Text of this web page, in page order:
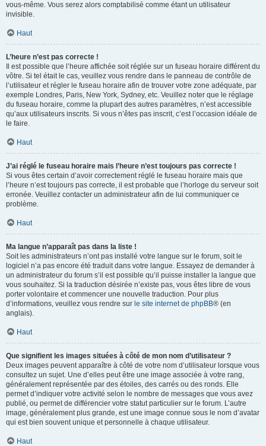
vous-même. Vous serez alors comptabilisé comme étant un utilisateur
invisible.
Haut
L’heure n’est pas correcte !
Il est possible que l’heure affichée soit réglée sur un fuseau horaire différent du
vôtre. Si tel était le cas, veuillez vous rendre dans le panneau de contrôle de
l’utilisateur et régler le fuseau horaire afin de trouver votre zone adéquate, par
exemple Londres, Paris, New York, Sydney, etc. Veuillez noter que le réglage
du fuseau horaire, comme la plupart des autres paramètres, n’est accessible
qu’aux utilisateurs inscrits. Si vous n’êtes pas inscrit, c’est l’occasion idéale de
le faire.
Haut
J’ai réglé le fuseau horaire mais l’heure n’est toujours pas correcte !
Si vous êtes certain d’avoir correctement réglé le fuseau horaire mais que
l’heure n’est toujours pas correcte, il est probable que l’horloge du serveur soit
erronée. Veuillez contacter un administrateur afin de lui communiquer ce
problème.
Haut
Ma langue n’apparaît pas dans la liste !
Soit les administrateurs n’ont pas installé votre langue sur le forum, soit le
logiciel n’a pas encore été traduit dans votre langue. Essayez de demander à
un administrateur du forum s’il est possible qu’il puisse installer la langue que
vous souhaitez. Si la traduction désirée n’existe pas, vous êtes libre de vous
porter volontaire et commencer une nouvelle traduction. Pour plus
d’informations, veuillez vous rendre sur le site internet de phpBB® (en
anglais).
Haut
Que signifient les images situées à côté de mon nom d’utilisateur ?
Deux images peuvent apparaître à côté de votre nom d’utilisateur lorsque vous
consultez un sujet. Une d’elles peut être une image associée à votre rang,
généralement représentée par des étoiles, des carrés ou des ronds. Elle
permet d’indiquer votre activité selon le nombre de messages que vous avez
publié, ou permet de différencier votre statut particulier sur le forum. L’autre
image, généralement plus grande, est une image connue sous le nom d’avatar
qui est bien souvent unique et personnelle à chaque utilisateur.
Haut